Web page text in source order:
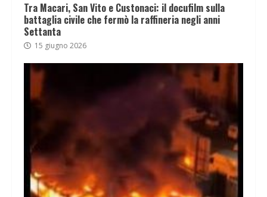
Tra Macari, San Vito e Custonaci: il docufilm sulla
battaglia civile che fermò la raffineria negli anni
Settanta
15 giugno 2026